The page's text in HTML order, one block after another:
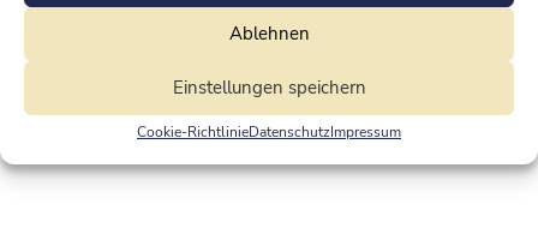
Ablehnen
Einstellungen speichern
Cookie-RichtlinieDatenschutzImpressum